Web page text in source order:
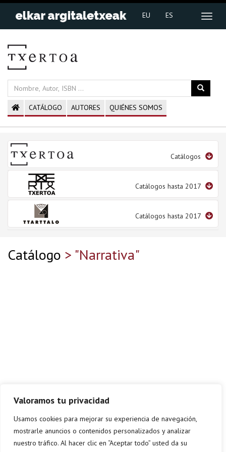
Valoramos tu privacidad
Usamos cookies para mejorar su experiencia de navegación,
mostrarle anuncios o contenidos personalizados y analizar
nuestro tráfico. Al hacer clic en “Aceptar todo” usted da su
EU ES
CATÁLOGO AUTORES QUIÉNES SOMOS
Catálogos
Catálogos hasta 2017
Catálogos hasta 2017
Catálogo > "Narrativa"